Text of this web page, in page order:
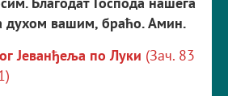
духом вашим, браћо.Амин.
Јеванђеља по Луки (Зач. 83